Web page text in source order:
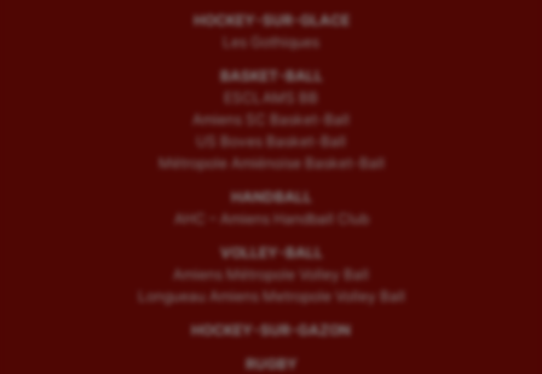
HOCKEY-SUR-GLACE
Les Gothiques
BASKET-BALL
ESCLAMS BB
Amiens SC Basket-Ball
US Boves Basket-Ball
Métropole Amiénoise Basket-Ball
HANDBALL
AHC – Amiens Handball Club
VOLLEY-BALL
Amiens Métropole Volley Ball
Longueau Amiens Metropole Volley Ball
HOCKEY-SUR-GAZON
RUGBY